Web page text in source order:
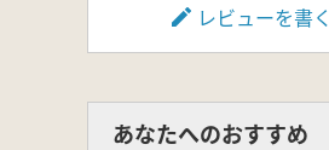
レビューを書く
あなたへのおすすめ